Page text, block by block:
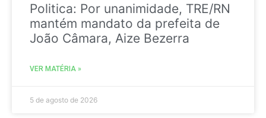
Politica: Por unanimidade, TRE/RN
mantém mandato da prefeita de
João Câmara, Aize Bezerra
VER MATÉRIA »
5 de agosto de 2026